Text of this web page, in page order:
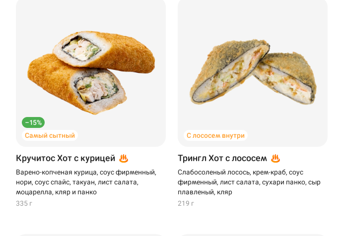
–15%
Самый сытный
Кручитос Хот с курицей
Варено-копченая курица, соус фирменный,
нори, соус спайс, такуан, лист салата,
моцарелла, кляр и панко
335 г
С лососем внутри
Трингл Хот с лососем
Слабосоленый лосось, крем-краб, соус
фирменный, лист салата, сухари панко, сыр
плавленый, кляр
219 г